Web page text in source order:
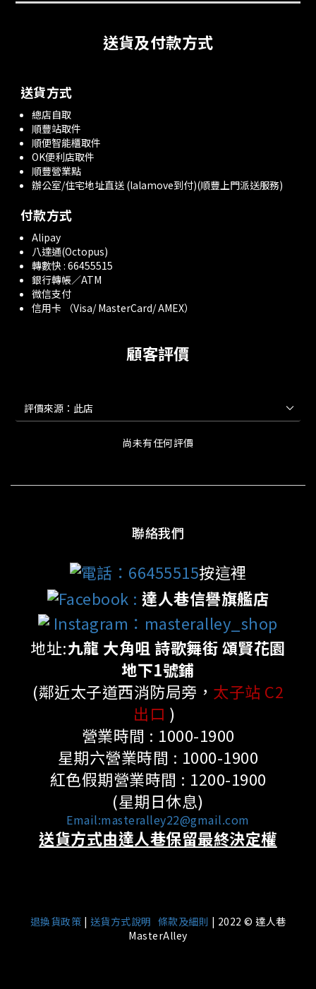
送貨及付款方式
送貨方式
總店自取
順豐站取件
順便智能櫃取件
OK便利店取件
順豐營業點
辦公室/住宅地址直送 (lalamove到付)(順豐上門派送服務)
付款方式
Alipay
八達通(Octopus)
轉數快 : 66455515
銀行轉帳／ATM
微信支付
信用卡 （Visa/ MasterCard/ AMEX）
顧客評價
尚未有任何評價
聯絡我們
電話：66455515按這裡
Facebook :達人巷信譽旗艦店
Instagram：masteralley_shop
地址:九龍 大角咀 詩歌舞街 頌賢花園
地下1號鋪
(鄰近太子道西消防局旁， 太子站 C2
出口 )
營業時間 : 1000-1900
星期六營業時間 : 1000-1900
紅色假期營業時間 : 1200-1900
(星期日休息)
Email:masteralley22@gmail.com
送貨方式由達人巷保留最終決定權
退換貨政策 | 送貨方式說明 條款及細則 | 2022 © 達人巷
MasterAlley